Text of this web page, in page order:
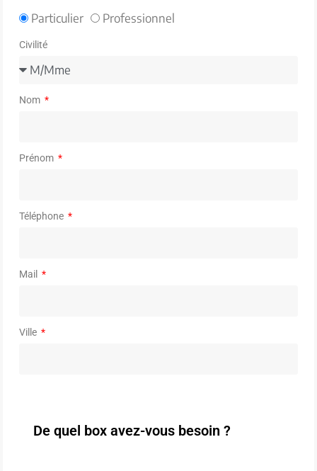
Particulier Professionnel
Civilité
Nom
Prénom
Téléphone
Mail
Ville
De quel box avez-vous besoin ?